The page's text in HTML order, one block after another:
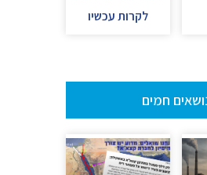
לקרות עכשיו
חמים